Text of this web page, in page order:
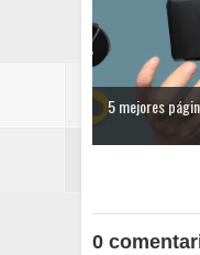
5 mejores
0